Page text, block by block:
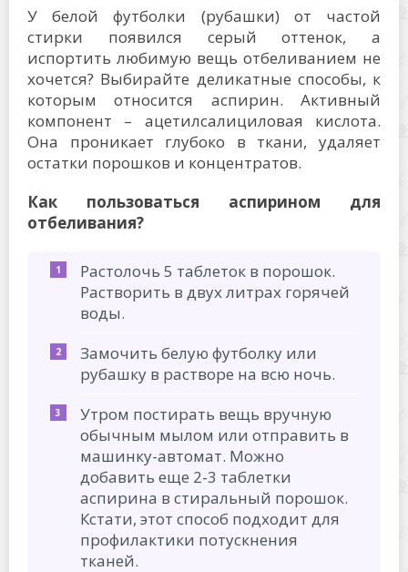
У белой футболки (рубашки) от частой
стирки появился серый оттенок, а
испортить любимую вещь отбеливанием не
хочется? Выбирайте деликатные способы, к
которым относится аспирин. Активный
компонент – ацетилсалициловая кислота.
Она проникает глубоко в ткани, удаляет
остатки порошков и концентратов.
Как пользоваться аспирином для
отбеливания?
Растолочь 5 таблеток в порошок.
Растворить в двух литрах горячей
воды.
Замочить белую футболку или
рубашку в растворе на всю ночь.
Утром постирать вещь вручную
обычным мылом или отправить в
машинку-автомат. Можно
добавить еще 2-3 таблетки
аспирина в стиральный порошок.
Кстати, этот способ подходит для
профилактики потускнения
тканей.